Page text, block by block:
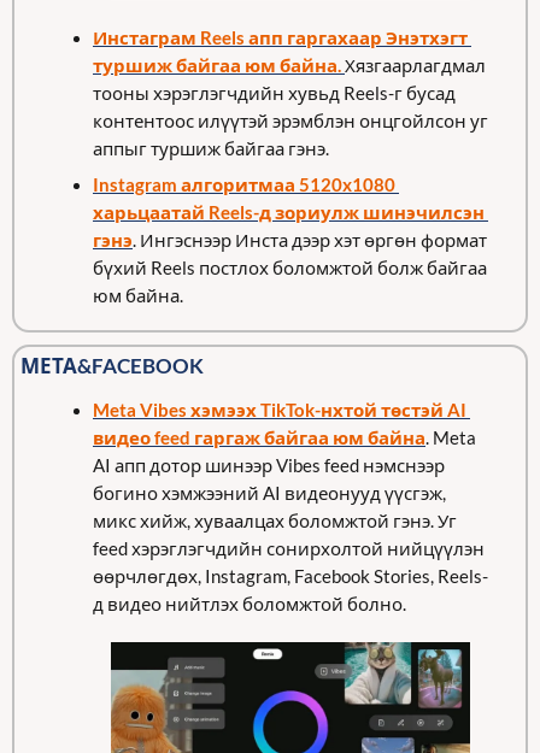
Инстаграм Reels апп гаргахаар Энэтхэгт
туршиж байгаа юм байна. Хязгаарлагдмал
тооны хэрэглэгчдийн хувьд Reels-г бусад
контентоос илүүтэй эрэмблэн онцгойлсон уг
аппыг туршиж байгаа гэнэ.
Instagram алгоритмаа 5120x1080
харьцаатай Reels-д зориулж шинэчилсэн
гэнэ. Ингэснээр Инста дээр хэт өргөн формат
бүхий Reels постлох боломжтой болж байгаа
юм байна.
МЕТА&FACEBOOK
Meta Vibes хэмээх TikTok-нхтой төстэй AI
видео feed гаргаж байгаа юм байна. Meta
AI апп дотор шинээр Vibes feed нэмснээр
богино хэмжээний AI видеонууд үүсгэж,
микс хийж, хуваалцах боломжтой гэнэ. Уг
feed хэрэглэгчдийн сонирхолтой нийцүүлэн
өөрчлөгдөх, Instagram, Facebook Stories, Reels-
д видео нийтлэх боломжтой болно.